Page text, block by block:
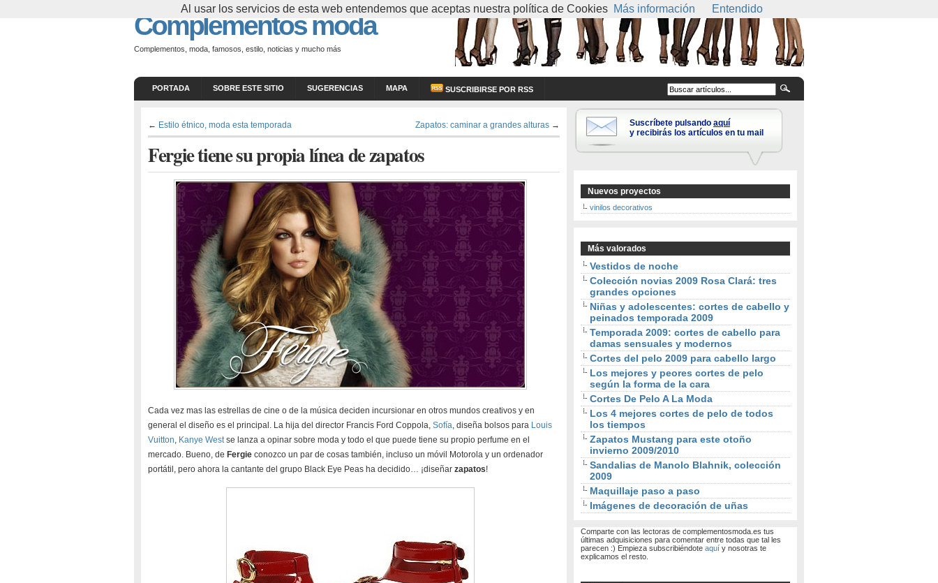
Complementos moda
Complementos, moda, famosos, estilo, noticias y mucho más
PORTADA SOBRE ESTE SITIO SUGERENCIAS MAPA SUSCRIBIRSE POR RSS
← Estilo étnico, moda esta temporada Zapatos: caminar a grandes alturas →
Fergie tiene su propia línea de zapatos
Cada vez mas las estrellas de cine o de la música deciden incursionar en otros mundos creativos y en
general el diseño es el principal. La hija del director Francis Ford Coppola, Sofía, diseña bolsos para Louis
Vuitton, Kanye Westse lanza a opinar sobre moda y todo el que puede tiene su propio perfume en el
mercado. Bueno, de Fergie conozco un par de cosas también, incluso un móvil Motorola y un ordenador
portátil, pero ahora la cantante del grupo Black Eye Peas ha decidido… ¡diseñar zapatos!
Suscríbete pulsando aquí
y recibirás los artículos en tu mail
Nuevos proyectos
vinilos decorativos
Más valorados
Vestidos de noche
Colección novias 2009 Rosa Clará: tres
grandes opciones
Niñas y adolescentes: cortes de cabello y
peinados temporada 2009
Temporada 2009: cortes de cabello para
damas sensuales y modernos
Cortes del pelo 2009 para cabello largo
Los mejores y peores cortes de pelo
según la forma de la cara
Cortes De Pelo A La Moda
Los 4 mejores cortes de pelo de todos
los tiempos
Zapatos Mustang para este otoño
invierno 2009/2010
Sandalias de Manolo Blahnik, colección
2009
Maquillaje paso a paso
Imágenes de decoración de uñas
Comparte con las lectoras de complementosmoda.es tus
últimas adquisiciones para comentar entre todas que tal les
parecen :) Empieza subscribiéndote aquí y nosotras te
explicamos el resto.
Al usar los servicios de esta web entendemos que aceptas nuestra política de Cookies Más información Entendido